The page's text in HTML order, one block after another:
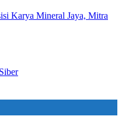
Karya Mineral Jaya, Mitra